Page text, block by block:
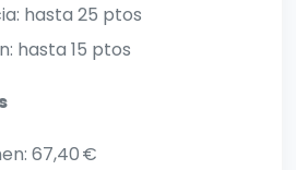
hasta 25 ptos
hasta 15 ptos
67,40 €